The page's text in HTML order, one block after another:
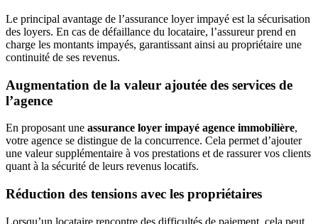
Le principal avantage de l’assurance loyer impayé est la sécurisation
des loyers. En cas de défaillance du locataire, l’assureur prend en
charge les montants impayés, garantissant ainsi au propriétaire une
continuité de ses revenus.
Augmentation de la valeur ajoutée des services de
l’agence
En proposant une assurance loyer impayé agence immobilière,
votre agence se distingue de la concurrence. Cela permet d’ajouter
une valeur supplémentaire à vos prestations et de rassurer vos clients
quant à la sécurité de leurs revenus locatifs.
Réduction des tensions avec les propriétaires
Lorsqu’un locataire rencontre des difficultés de paiement, cela peut